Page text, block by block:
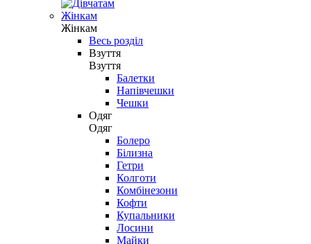
Жінкам
Жінкам
Весь розділ
Взуття
Взуття
Балетки
Напівчешки
Чешки
Одяг
Одяг
Болеро
Білизна
Гетри
Колготи
Комбінезони
Кофти
Купальники
Лосини
Майки